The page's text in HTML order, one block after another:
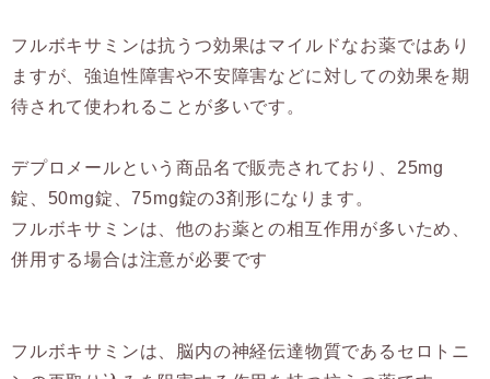
フルボキサミンは抗うつ効果はマイルドなお薬ではあり
ますが、強迫性障害や不安障害などに対しての効果を期
待されて使われることが多いです。
デプロメールという商品名で販売されており、25mg
錠、50mg錠、75mg錠の3剤形になります。
フルボキサミンは、他のお薬との相互作用が多いため、
併用する場合は注意が必要です
フルボキサミンは、脳内の神経伝達物質であるセロトニ